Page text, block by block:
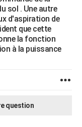
sol . Une autre
d'aspiration de
que cette
la fonction
à la puissance
question